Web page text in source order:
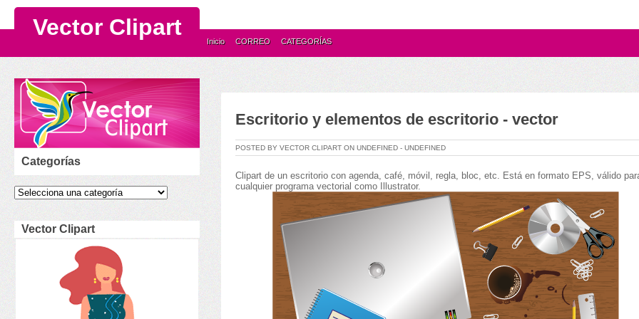
Vector Clipart
Inicio CORREO CATEGORÍAS
Categorías
Vector Clipart
Escritorio y elementos de escritorio - vector
POSTED BY VECTOR CLIPART ON UNDEFINED - UNDEFINED
Clipart de un escritorio con agenda, café, móvil, regla, bloc, etc. Está en formato EPS, válido
cualquier programa vectorial como Illustrator.